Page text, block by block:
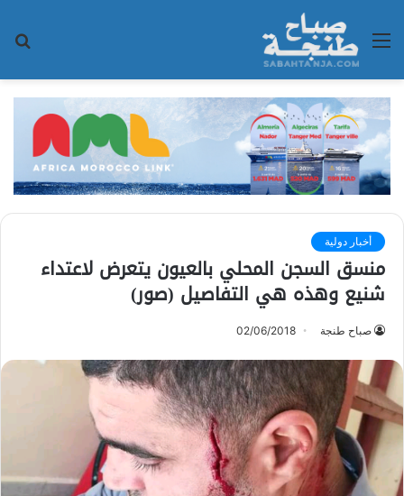
القائمة
أخبار دولية
منسق السجن المحلي بالعيون يتعرض لاعتداء
شنيع وهذه هي التفاصيل (صور)
صباح طنجة 02/06/2018